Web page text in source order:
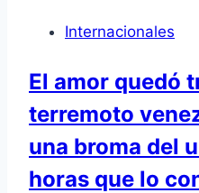
Internacionales
El amor quedó
terremoto
una broma del
horas que lo